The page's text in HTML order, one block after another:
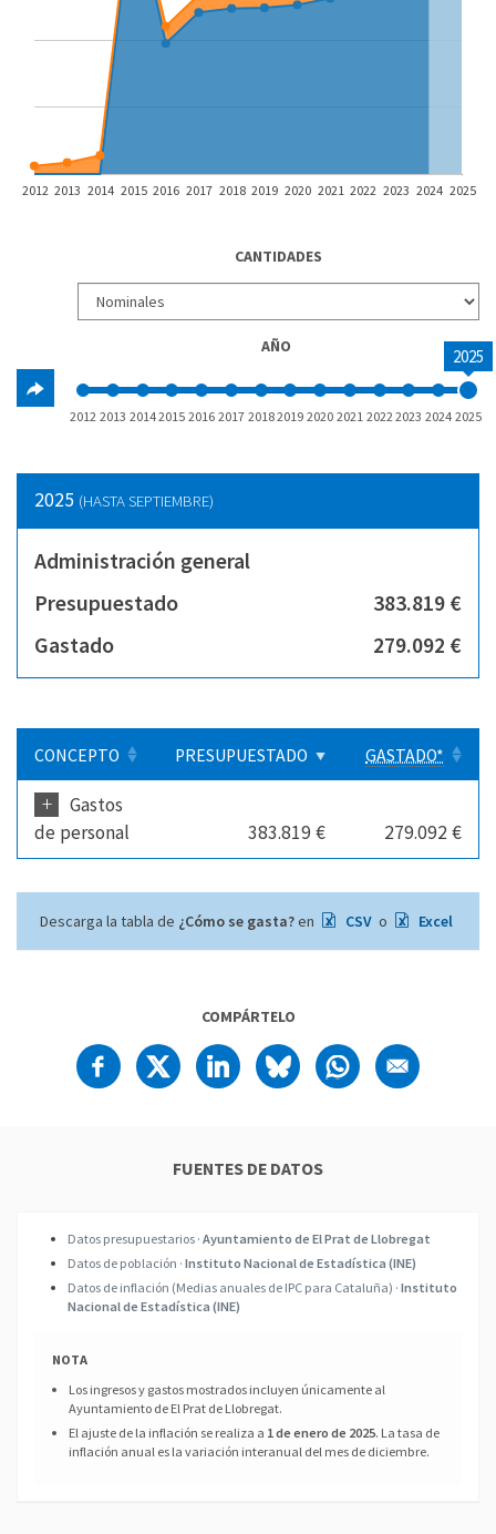
2012 2013 2014 2015 2016 2017 2018 2019 2020 2021 2022 2023 2024 2025
CANTIDADES
AÑO 2025
2012 2013 20142015 2016 2017 20182019 2020 2021 2022 2023 2024 2025
2025 (HASTA SEPTIEMBRE)
Administración general
Presupuestado
383.819 €
Gastado
279.092 €
CONCEPTO PRESUPUESTADO GASTADO*
+
Gastos
de personal
383.819 € 279.092 €
Descarga la tabla de ¿Cómo se gasta?en CSV o Excel
COMPÁRTELO
FUENTES DE DATOS
Datos presupuestarios · Ayuntamiento de El Prat de Llobregat
Datos de población · Instituto Nacional de Estadística (INE)
Datos de inflación (Medias anuales de IPC para Cataluña) · Instituto
Nacional de Estadística (INE)
NOTA
Los ingresos y gastos mostrados incluyen únicamente al
Ayuntamiento de El Prat de Llobregat.
El ajuste de la inflación se realiza a 1 de enero de 2025. La tasa de
inflación anual es la variación interanual del mes de diciembre.